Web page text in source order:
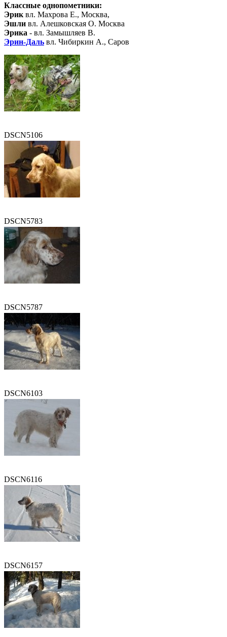
Классные однопометники:
Эрик вл. Махрова Е., Москва,
Эшли вл. Алешковская О. Москва
Эрика - вл. Замышляев В.
Эрин-Даль вл. Чибиркин А., Саров
DSCN5106
DSCN5783
DSCN5787
DSCN6103
DSCN6116
DSCN6157